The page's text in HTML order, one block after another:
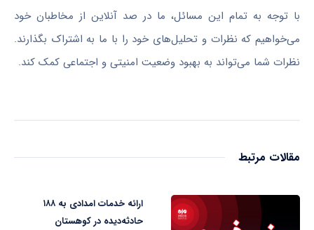
با توجه به تمام این مسائل، ما در صد آنلاین از مخاطبان خود
می‌خواهیم که نظرات و تحلیل‌های خود را با ما به اشتراک بگذارند.
نظرات شما می‌تواند به بهبود وضعیت امنیتی و اجتماعی کمک کند.
مقالات مرتبط
ارائه خدمات امدادی به ۱۸۸
حادثه‌دیده در کوهستان